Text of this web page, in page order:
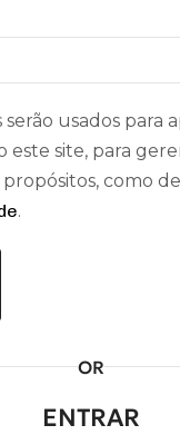
serão usados para
site, para
como
.
OR
ENTRAR